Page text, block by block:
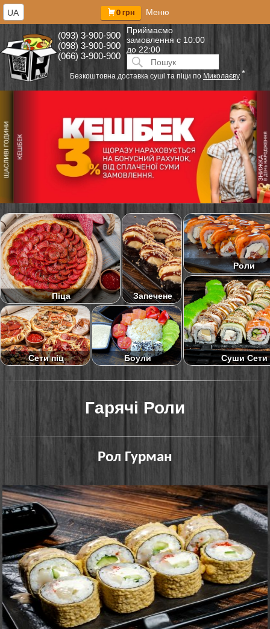
(093) 3-900-900
(098) 3-900-900
(066) 3-900-900
Приймаємо
замовлення с 10:00
до 22:00
Искать:ПОИСК
0 грн Меню
Безкоштовна доставка суші та піци по Миколаєву *
UA
Піца Запечене
Роли
Сети піц Боули Суши Сети
Гарячі Роли
Рол Гурман